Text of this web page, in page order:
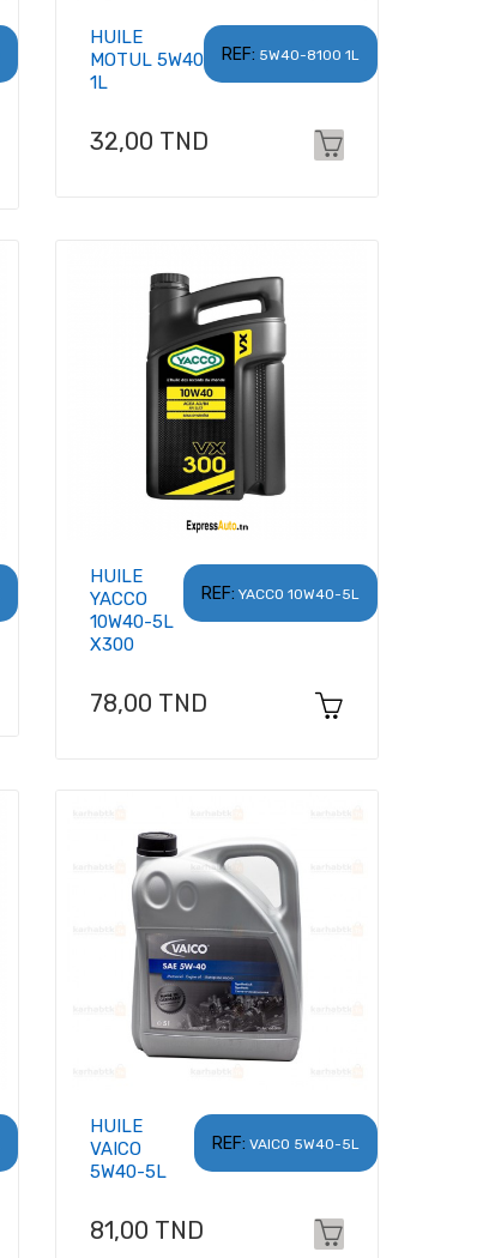
REF: 5W40-8100 1L
HUILE
MOTUL 5W40
1L
Prix
32,00 TND
REF: YACCO 10W40-5L
HUILE
YACCO
10W40-5L
X300
Prix
78,00 TND
REF: VAICO 5W40-5L
HUILE
VAICO
5W40-5L
Prix
81,00 TND